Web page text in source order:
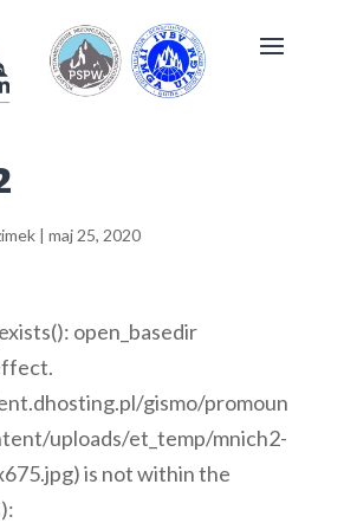
| maj 25, 2020
open_basedir
gismo/promoun
uploads/et_temp/mnich2-
is not within the